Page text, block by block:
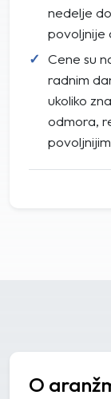
nedelje
povoljnije
Cene su
radnim
ukoliko
odmora,
O